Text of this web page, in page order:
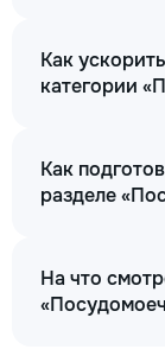
Как
категории
Как
разделе
На что